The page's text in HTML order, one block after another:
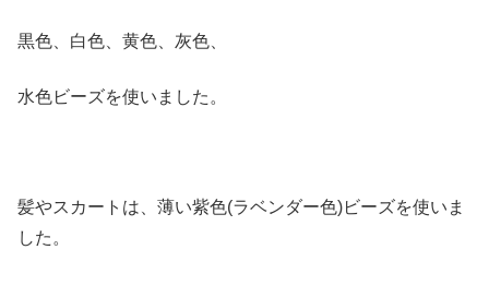
黒色、白色、黄色、灰色、
水色ビーズを使いました。
髪やスカートは、薄い紫色(ラベンダー色)ビーズを使いま
した。